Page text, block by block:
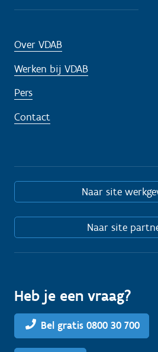
Over VDAB
Werken bij VDAB
Pers
Contact
Naar site
Naar site
Heb je een vraag?
Bel gratis 0800 30 700